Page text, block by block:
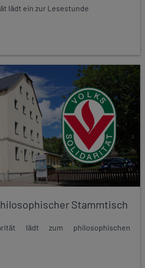
lädt ein zur Lesestunde
Stammtisch
lädt zum philosophischen